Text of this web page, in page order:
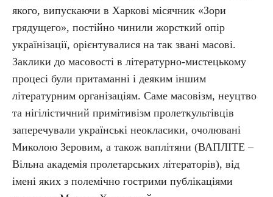
якого, випускаючи в Харкові місячник «Зори
грядущего», постійно чинили жорсткий опір
українізації, орієнтувалися на так звані масові.
Заклики до масовості в літературно-мистецькому
процесі були притаманні і деяким іншим
літературним організаціям. Саме масовізм, неуцтво
та нігілістичний примітивізм пролеткультівців
заперечували українські неокласики, очолювані
Миколою Зеровим, а також ваплітяни (ВАПЛІТЕ –
Вільна академія пролетарських літераторів), від
імені яких з полемічно гострими публікаціями